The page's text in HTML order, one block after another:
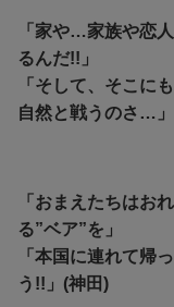
「家や…家族や恋
るんだ!!」
「そして、そこに
自然と戦うのさ…
「おまえたちはお
る”ベア”を」
「本国に連れて帰
う!!」(神田)